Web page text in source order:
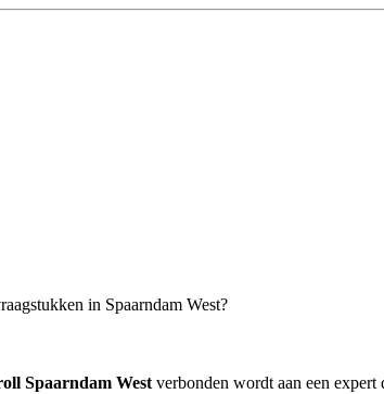
in Spaarndam West?
Spaarndam Westverbonden wordt aan een expert